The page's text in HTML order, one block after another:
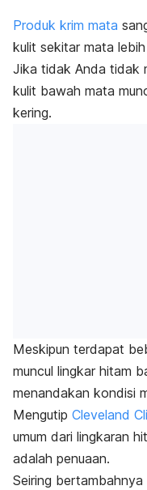
Produk krim mata
kulit sekitar mata
Jika tidak Anda tidak
kulit bawah mata
kering.
Meskipun terdapat
muncul lingkar hitam
menandakan kondisi
Mengutip Cleveland
umum dari lingkaran
adalah penuaan.
Seiring